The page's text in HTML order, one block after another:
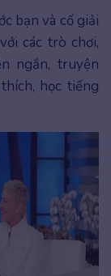
bạn và cố giải
các trò chơi,
ngắn, truyện
học tiếng